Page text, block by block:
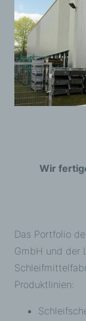
Wir
Das Portfolio
GmbH und der
Produktlinien: